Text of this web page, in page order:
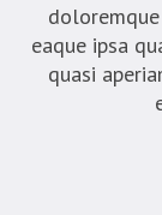
eaque ipsa
quasi